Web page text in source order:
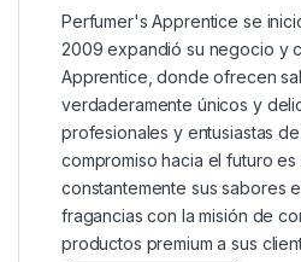
Perfumer's Apprentice se
2009 expandió su negocio y
Apprentice, donde ofrecen
verdaderamente únicos y
profesionales y entusiastas
compromiso hacia el futuro
constantemente sus sabores
fragancias con la misión de
productos premium a sus